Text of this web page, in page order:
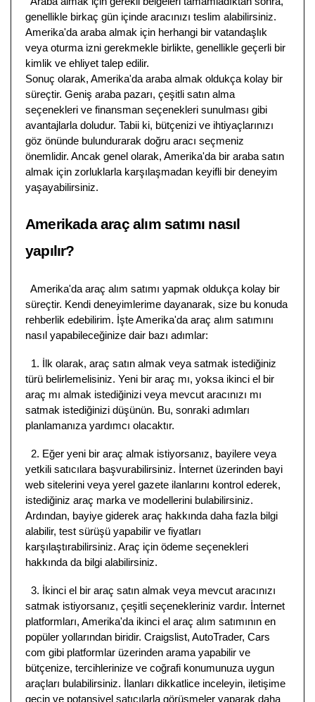
genellikle birkaç gün içinde aracınızı teslim alabilirsiniz.
Amerika'da araba almak için herhangi bir vatandaşlık
veya oturma izni gerekmekle birlikte, genellikle geçerli bir
kimlik ve ehliyet talep edilir.
Sonuç olarak, Amerika'da araba almak oldukça kolay bir
süreçtir. Geniş araba pazarı, çeşitli satın alma
seçenekleri ve finansman seçenekleri sunulması gibi
avantajlarla doludur. Tabii ki, bütçenizi ve ihtiyaçlarınızı
göz önünde bulundurarak doğru aracı seçmeniz
önemlidir. Ancak genel olarak, Amerika'da bir araba satın
almak için zorluklarla karşılaşmadan keyifli bir deneyim
yaşayabilirsiniz.
Amerikada araç alım satımı nasıl
yapılır?
Amerika'da araç alım satımı yapmak oldukça kolay bir
süreçtir. Kendi deneyimlerime dayanarak, size bu konuda
rehberlik edebilirim. İşte Amerika'da araç alım satımını
nasıl yapabileceğinize dair bazı adımlar:
1. İlk olarak, araç satın almak veya satmak istediğiniz
türü belirlemelisiniz. Yeni bir araç mı, yoksa ikinci el bir
araç mı almak istediğinizi veya mevcut aracınızı mı
satmak istediğinizi düşünün. Bu, sonraki adımları
planlamanıza yardımcı olacaktır.
2. Eğer yeni bir araç almak istiyorsanız, bayilere veya
yetkili satıcılara başvurabilirsiniz. İnternet üzerinden bayi
web sitelerini veya yerel gazete ilanlarını kontrol ederek,
istediğiniz araç marka ve modellerini bulabilirsiniz.
Ardından, bayiye giderek araç hakkında daha fazla bilgi
alabilir, test sürüşü yapabilir ve fiyatları
karşılaştırabilirsiniz. Araç için ödeme seçenekleri
hakkında da bilgi alabilirsiniz.
3. İkinci el bir araç satın almak veya mevcut aracınızı
satmak istiyorsanız, çeşitli seçenekleriniz vardır. İnternet
platformları, Amerika'da ikinci el araç alım satımının en
popüler yollarından biridir. Craigslist, AutoTrader, Cars
com gibi platformlar üzerinden arama yapabilir ve
bütçenize, tercihlerinize ve coğrafi konumunuza uygun
araçları bulabilirsiniz. İlanları dikkatlice inceleyin, iletişime
geçin ve potansiyel satıcılarla görüşmeler yaparak daha